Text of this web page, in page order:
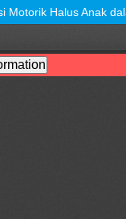
Motorik Halus Anak